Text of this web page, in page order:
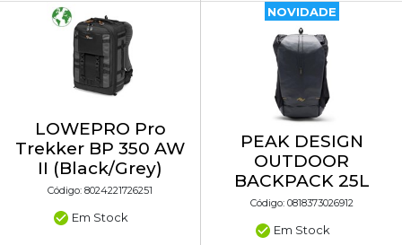
LOWEPRO Pro
Trekker BP 350 AW
II (Black/Grey)
Código: 8024221726251
Em Stock
NOVIDADE
PEAK DESIGN
OUTDOOR
BACKPACK 25L
Código: 0818373026912
Em Stock